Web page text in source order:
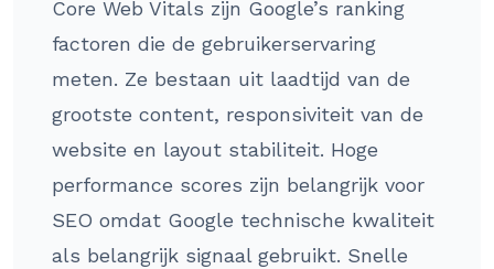
Core Web Vitals zijn Google’s ranking
factoren die de gebruikerservaring
meten. Ze bestaan uit laadtijd van de
grootste content, responsiviteit van de
website en layout stabiliteit. Hoge
performance scores zijn belangrijk voor
SEO omdat Google technische kwaliteit
als belangrijk signaal gebruikt. Snelle